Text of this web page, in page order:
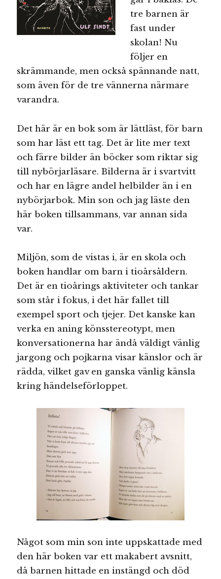
tre barnen är
fast under
skolan! Nu
följer en
skrämmande, men också spännande natt,
som även för de tre vännerna närmare
varandra.
Det här är en bok som är lättläst, för barn
som har läst ett tag. Det är lite mer text
och färre bilder än böcker som riktar sig
till nybörjarläsare. Bilderna är i svartvitt
och har en lägre andel helbilder än i en
nybörjarbok. Min son och jag läste den
här boken tillsammans, var annan sida
var.
Miljön, som de vistas i, är en skola och
boken handlar om barn i tioårsåldern.
Det är en tioårings aktiviteter och tankar
som står i fokus, i det här fallet till
exempel sport och tjejer. Det kanske kan
verka en aning könsstereotypt, men
konversationerna har ändå väldigt vänlig
jargong och pojkarna visar känslor och är
rädda, vilket gav en ganska vänlig känsla
kring händelseförloppet.
Något som min son inte uppskattade med
den här boken var ett makabert avsnitt,
då barnen hittade en instängd och död